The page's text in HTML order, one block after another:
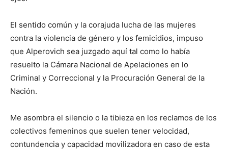
El sentido común y la corajuda lucha de las mujeres
contra la violencia de género y los femicidios, impuso
que Alperovich sea juzgado aquí tal como lo había
resuelto la Cámara Nacional de Apelaciones en lo
Criminal y Correccional y la Procuración General de la
Nación.
Me asombra el silencio o la tibieza en los reclamos de los
colectivos femeninos que suelen tener velocidad,
contundencia y capacidad movilizadora en caso de esta